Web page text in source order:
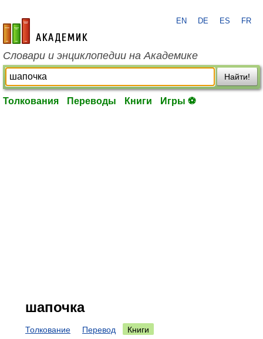
academic.ru
EN DE ES FR
Словари и энциклопедии на Академике
Найти!
Толкования Переводы Книги Игры ⚽
шапочка
Толкование Перевод
Книги